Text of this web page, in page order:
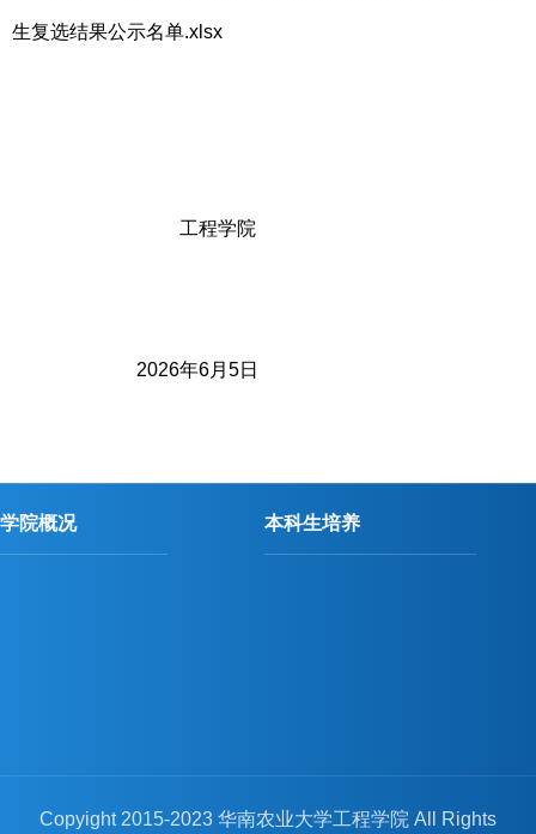
生复选结果公示名单.xlsx
工程学院
2026年6月5日
学院概况 本科生培养
Copyight 2015-2023 华南农业大学工程学院 All Rights